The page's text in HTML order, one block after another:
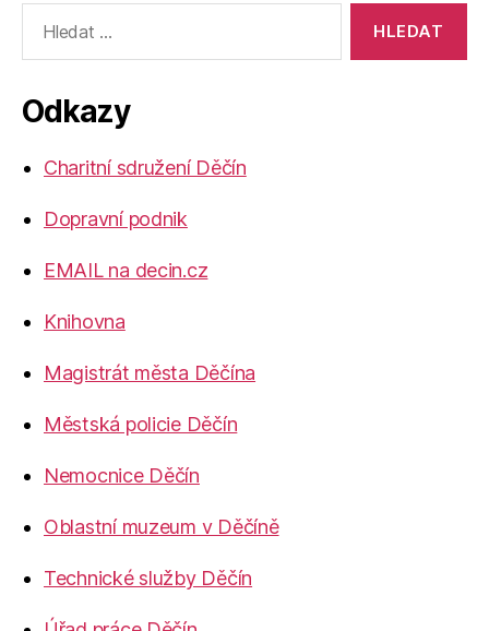
vyhledávání:
Odkazy
Charitní sdružení Děčín
Dopravní podnik
EMAIL na decin.cz
Knihovna
Magistrát města Děčína
Městská policie Děčín
Nemocnice Děčín
Oblastní muzeum v Děčíně
Technické služby Děčín